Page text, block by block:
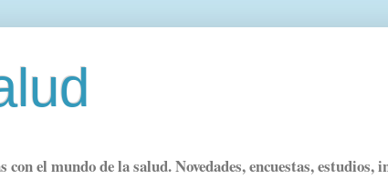
el mundo de la salud. Novedades, encuestas,